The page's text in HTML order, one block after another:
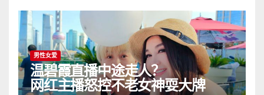
男性女爱
温碧霞直播中途走人？
网红主播怒控不老女神耍大牌